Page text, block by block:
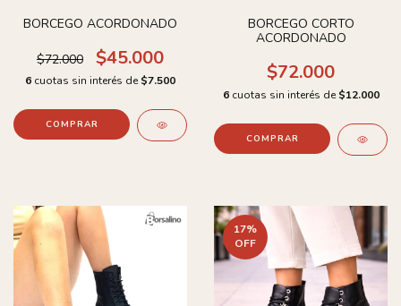
BORCEGO ACORDONADO
$72.000 $45.000
6 cuotas sin interés de $7.500
COMPRAR
BORCEGO CORTO
ACORDONADO
$72.000
6 cuotas sin interés de $12.000
COMPRAR
17%
OFF